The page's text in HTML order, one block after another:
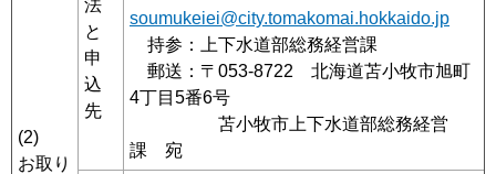
(2)
お取り
法
と
申
込
先
soumukeiei@city.tomakomai.hokkaido.jp
持参：上下水道部総務経営課
郵送：〒053-8722 北海道苫小牧市旭町
4丁目5番6号
苫小牧市上下水道部総務経営
課 宛